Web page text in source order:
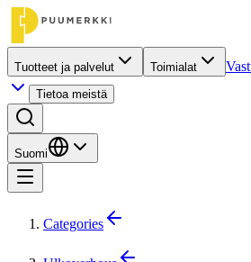
Tuotteet ja palvelut Toimialat
Tietoa meistä
Suomi
Categories